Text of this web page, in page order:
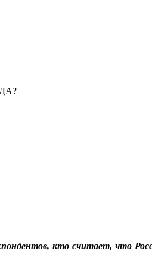
кто считает, что